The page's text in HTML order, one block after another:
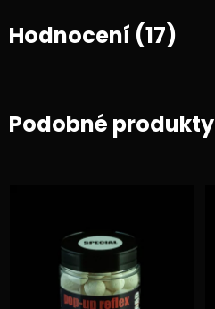
Hodnocení (17)
Podobné produkty